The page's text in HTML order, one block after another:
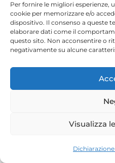
Per fornire le migliori esperienze,
cookie per memorizzare e/o
dispositivo. Il consenso a queste
elaborare dati come il
questo sito. Non acconsentire o
negativamente su alcune
Visualizza
Privacy e Cookie Policy|